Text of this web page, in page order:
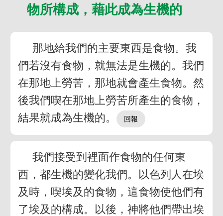
物所構成，藉此成為生機的
那地給我們的主要東西是食物。我
們若沒有食物，就無法是生機的。我們
在那地上勞苦，那地就會產生食物。然
後我們喫在那地上勞苦所產生的食物，
結果就成為生機的。
我們接受到裡面作食物的任何東
西，都生機的變化我們。以色列人在埃
及時，喫埃及的食物，這食物使他們有
了埃及的構成。以後，神將他們帶出埃